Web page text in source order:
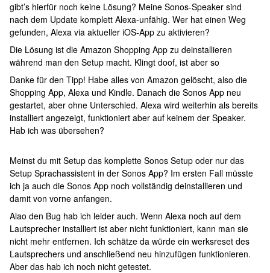
gibt’s hierfür noch keine Lösung? Meine Sonos-Speaker sind
nach dem Update komplett Alexa-unfähig. Wer hat einen Weg
gefunden, Alexa via aktueller iOS-App zu aktivieren?
Die Lösung ist die Amazon Shopping App zu deinstallieren
während man den Setup macht. Klingt doof, ist aber so
Danke für den Tipp! Habe alles von Amazon gelöscht, also die
Shopping App, Alexa und Kindle. Danach die Sonos App neu
gestartet, aber ohne Unterschied. Alexa wird weiterhin als bereits
installiert angezeigt, funktioniert aber auf keinem der Speaker.
Hab ich was übersehen?
Meinst du mit Setup das komplette Sonos Setup oder nur das
Setup Sprachassistent in der Sonos App? Im ersten Fall müsste
ich ja auch die Sonos App noch vollständig deinstallieren und
damit von vorne anfangen.
Alao den Bug hab ich leider auch. Wenn Alexa noch auf dem
Lautsprecher installiert ist aber nicht funktioniert, kann man sie
nicht mehr entfernen. Ich schätze da würde ein werksreset des
Lautsprechers und anschließend neu hinzufügen funktionieren.
Aber das hab ich noch nicht getestet.